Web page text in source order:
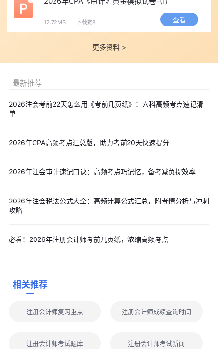
高频考点集中在财务比率分析、资本预算、期权估值、成本核
算、营运资本管理等模块，占据卷面75%以上分值，年度新增调整
5. 规范性强，细节决定得分
财管是注会六科中最看重答题规范的科目，公式书写、步骤排
主观题专练等
财管理论概念通俗易懂，无需大量背诵，但公式灵活度高，同
2. 细节扣分极为普遍
公式、小数保留错误、无单位标注，导致大面积丢失步骤分。
繁琐、机考操作不熟练，容易出现做不完题的情况。
错容易导致后续全部数据失误，对答题严谨度要求极高。
务成本管理》《战略》
以上内容是“2026年注会《财管》考前十页纸丨浓缩全书重
12.72MB 下载数8 查看
更多资料 >
最新推荐
2026注会考前22天怎么用《考前几页纸》：六科高频考点速记清
单
2026年CPA高频考点汇总版，助力考前20天快速提分
2026年注会审计速记口诀：高频考点巧记忆，备考减负提效率
2026年注会税法公式大全：高频计算公式汇总，附考情分析与冲刺
攻略
必看！2026年注册会计师考前几页纸，浓缩高频考点
相关推荐
注册会计师复习重点 注册会计师成绩查询时间
注册会计师考试题库 注册会计师考试新闻